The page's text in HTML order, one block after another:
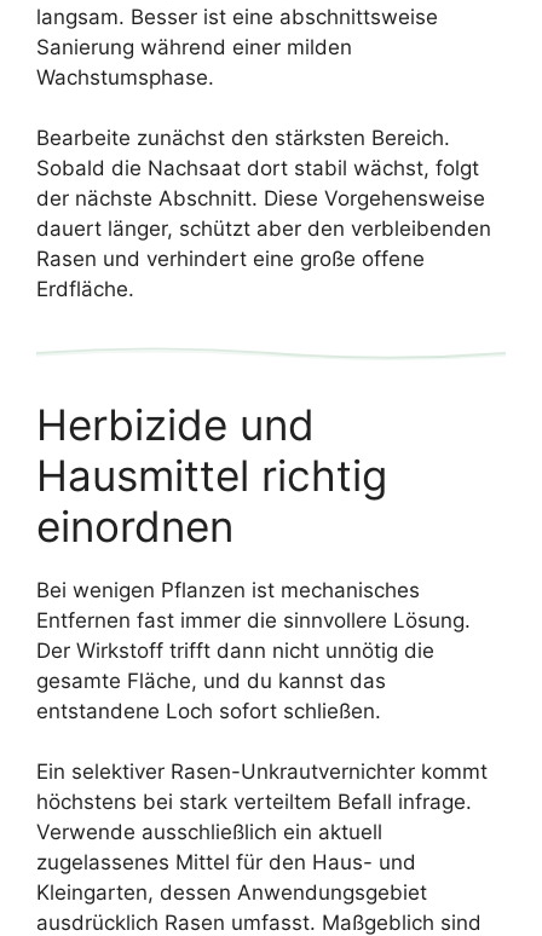
langsam. Besser ist eine abschnittsweise
Sanierung während einer milden
Wachstumsphase.
Bearbeite zunächst den stärksten Bereich.
Sobald die Nachsaat dort stabil wächst, folgt
der nächste Abschnitt. Diese Vorgehensweise
dauert länger, schützt aber den verbleibenden
Rasen und verhindert eine große offene
Erdfläche.
Herbizide und
Hausmittel richtig
einordnen
Bei wenigen Pflanzen ist mechanisches
Entfernen fast immer die sinnvollere Lösung.
Der Wirkstoff trifft dann nicht unnötig die
gesamte Fläche, und du kannst das
entstandene Loch sofort schließen.
Ein selektiver Rasen-Unkrautvernichter kommt
höchstens bei stark verteiltem Befall infrage.
Verwende ausschließlich ein aktuell
zugelassenes Mittel für den Haus- und
Kleingarten, dessen Anwendungsgebiet
ausdrücklich Rasen umfasst. Maßgeblich sind